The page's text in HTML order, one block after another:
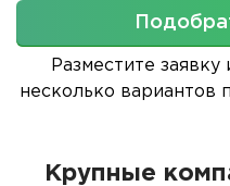
Разместите
несколько вариантов
Крупные